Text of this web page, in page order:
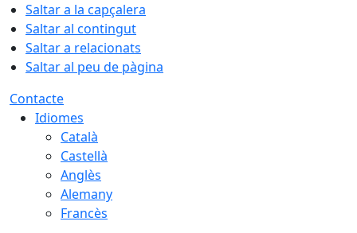
Saltar a la capçalera
Saltar al contingut
Saltar a relacionats
Saltar al peu de pàgina
Contacte
Idiomes
Català
Castellà
Anglès
Alemany
Francès